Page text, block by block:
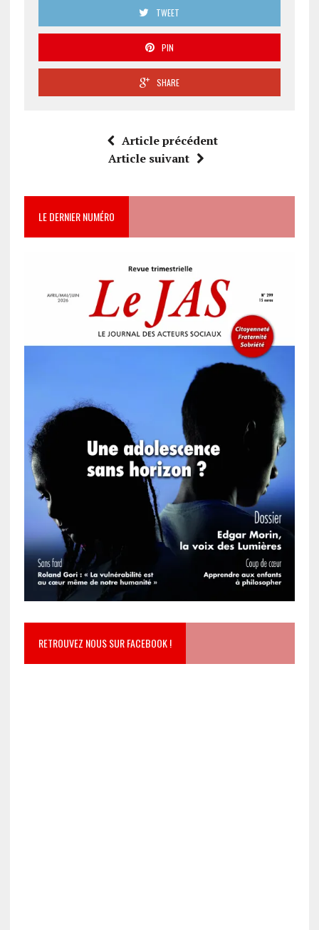
TWEET
PIN
SHARE
Article précédent
Article suivant
LE DERNIER NUMÉRO
RETROUVEZ NOUS SUR FACEBOOK !